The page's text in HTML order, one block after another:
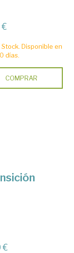
Stock. Disponible en
días.
COMPRAR
€